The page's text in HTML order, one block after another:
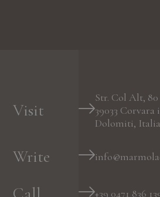
Visit
Str. Col Alt, 80
39033 Corvara
Dolomiti, Italia
Write
+39 0471 836